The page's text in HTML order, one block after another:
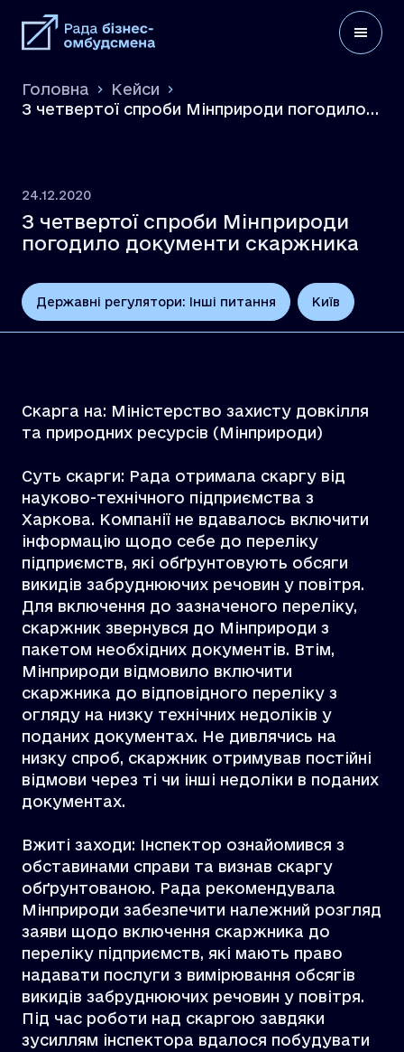
Головна
Кейси
З четвертої спроби Мінприроди погодило
24.12.2020
З четвертої спроби Мінприроди
погодило документи скаржника
Державні регулятори: Інші питання Київ
Скарга на: Міністерство захисту довкілля
та природних ресурсів (Мінприроди)
Суть скарги: Рада отримала скаргу від
науково-технічного підприємства з
Харкова. Компанії не вдавалось включити
інформацію щодо себе до переліку
підприємств, які обґрунтовують обсяги
викидів забруднюючих речовин у повітря.
Для включення до зазначеного переліку,
скаржник звернувся до Мінприроди з
пакетом необхідних документів. Втім,
Мінприроди відмовило включити
скаржника до відповідного переліку з
огляду на низку технічних недоліків у
поданих документах. Не дивлячись на
низку спроб, скаржник отримував постійні
відмови через ті чи інші недоліки в поданих
документах.
Вжиті заходи: Інспектор ознайомився з
обставинами справи та визнав скаргу
обґрунтованою. Рада рекомендувала
Мінприроди забезпечити належний розгляд
заяви щодо включення скаржника до
переліку підприємств, які мають право
надавати послуги з вимірювання обсягів
викидів забруднюючих речовин у повітря.
Під час роботи над скаргою завдяки
зусиллям інспектора вдалося побудувати